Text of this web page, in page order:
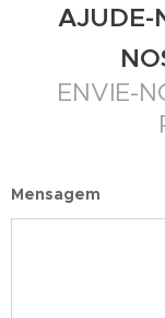
AJUDE-
ENVIE-
Mensagem